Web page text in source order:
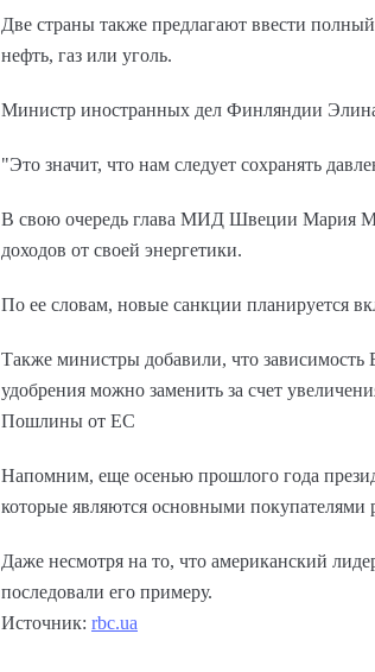
Две страны также предлагают ввести
нефть, газ или уголь.
Министр иностранных дел Финляндии Элина
"Это значит, что нам следует сохранять
В свою очередь глава МИД Швеции Мария
доходов от своей энергетики.
По ее словам, новые санкции планируется
Также министры добавили, что
удобрения можно заменить за счет
Пошлины от ЕС
Напомним, еще осенью прошлого года
которые являются основными
Даже несмотря на то, что американский
последовали его примеру.
Источник: rbc.ua